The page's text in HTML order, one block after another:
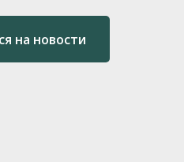
на новости